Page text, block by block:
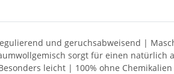
und geruchsabweisend |
sorgt für einen natürlich
leicht | 100% ohne